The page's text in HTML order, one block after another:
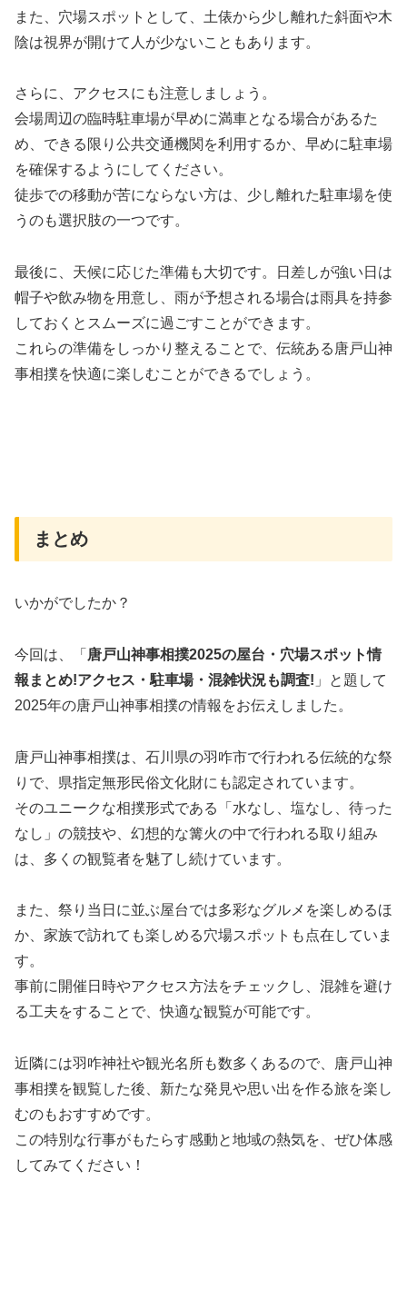
また、穴場スポットとして、土俵から少し離れた斜面や木
陰は視界が開けて人が少ないこともあります。
さらに、アクセスにも注意しましょう。
会場周辺の臨時駐車場が早めに満車となる場合があるた
め、できる限り公共交通機関を利用するか、早めに駐車場
を確保するようにしてください。
徒歩での移動が苦にならない方は、少し離れた駐車場を使
うのも選択肢の一つです。
最後に、天候に応じた準備も大切です。日差しが強い日は
帽子や飲み物を用意し、雨が予想される場合は雨具を持参
しておくとスムーズに過ごすことができます。
これらの準備をしっかり整えることで、伝統ある唐戸山神
事相撲を快適に楽しむことができるでしょう。
まとめ
いかがでしたか？
今回は、「 唐戸山神事相撲2025の屋台・穴場スポット情
報まとめ!アクセス・駐車場・混雑状況も調査! 」と題して
2025年の唐戸山神事相撲の情報をお伝えしました。
唐戸山神事相撲は、石川県の羽咋市で行われる伝統的な祭
りで、県指定無形民俗文化財にも認定されています。
そのユニークな相撲形式である「水なし、塩なし、待った
なし」の競技や、幻想的な篝火の中で行われる取り組み
は、多くの観覧者を魅了し続けています。
また、祭り当日に並ぶ屋台では多彩なグルメを楽しめるほ
か、家族で訪れても楽しめる穴場スポットも点在していま
す。
事前に開催日時やアクセス方法をチェックし、混雑を避け
る工夫をすることで、快適な観覧が可能です。
近隣には羽咋神社や観光名所も数多くあるので、唐戸山神
事相撲を観覧した後、新たな発見や思い出を作る旅を楽し
むのもおすすめです。
この特別な行事がもたらす感動と地域の熱気を、ぜひ体感
してみてください！